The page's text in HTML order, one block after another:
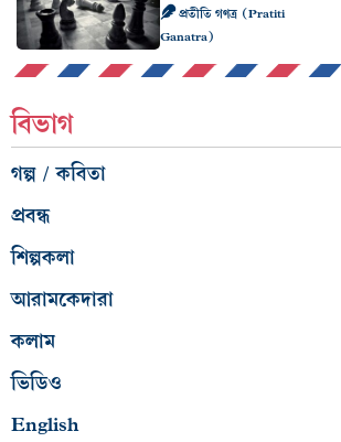
প্রতীতি গণত্র (Pratiti
Ganatra)
বিভাগ
গল্প / কবিতা
প্রবন্ধ
শিল্পকলা
আরামকেদারা
কলাম
ভিডিও
English